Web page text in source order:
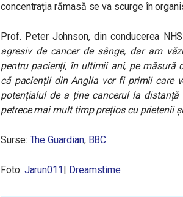
concentrația rămasă se va scurge în
Prof. Peter Johnson, din conducerea
agresiv de cancer de sânge, dar am
pentru pacienți, în ultimii ani, pe măsură
că pacienții din Anglia vor fi primii care
potențialul de a ține cancerul la
petrece mai mult timp prețios cu prietenii
Surse: The Guardian, BBC
Foto: Jarun011| Dreamstime